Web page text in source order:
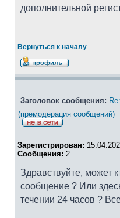
дополнительной
Вернуться к началу
Заголовок сообщения:
(премодерация сообщений)
Зарегистрирован:
Сообщения: 2
Здравствуйте, может
сообщение ? Или
течении 24 часов ?